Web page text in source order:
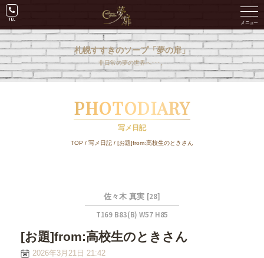
札幌すすきのソープ「夢の扉」
非日常の夢の世界へ･･･。
PHOTODIARY
写メ日記
TOP / 写メ日記 / [お題]from:高校生のときさん
佐々木 真実 [28]
T169 B83(B) W57 H85
[お題]from:高校生のときさん
2026年3月21日 21:42